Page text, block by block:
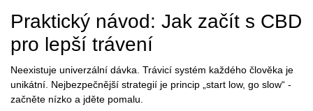
Praktický návod: Jak začít s CBD
pro lepší trávení
Neexistuje univerzální dávka. Trávicí systém každého člověka je
unikátní. Nejbezpečnější strategií je princip „start low, go slow“ -
začněte nízko a jděte pomalu.